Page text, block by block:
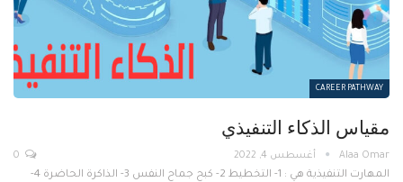
CAREER PATHWAY
مقياس الذكاء التنفيذي
أغسطس 4, 2022
المهارت التنفيذية هي : 1- التخطيط 2- كبح جماح النفس 3- الذاكرة الحاضرة 4-